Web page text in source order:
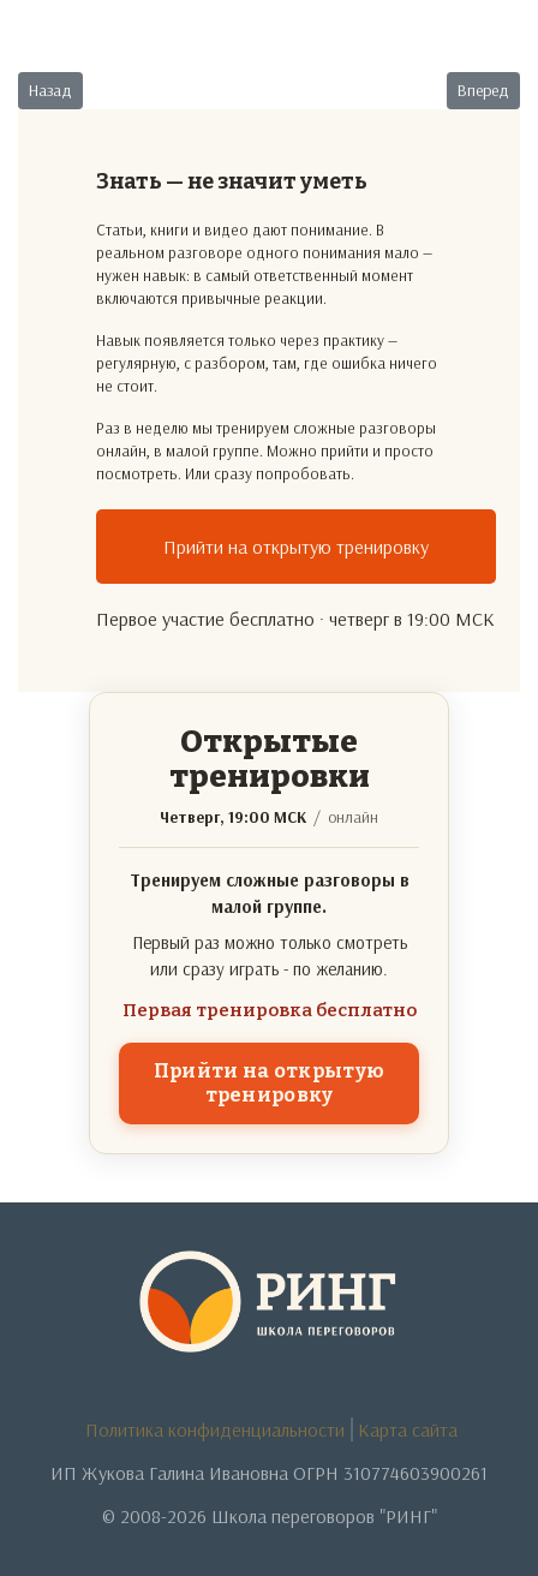
Предыдущий: Какие гарантии?
Назад Вперед
Знать — не значит уметь
Статьи, книги и видео дают понимание. В
реальном разговоре одного понимания мало —
нужен навык: в самый ответственный момент
включаются привычные реакции.
Навык появляется только через практику —
регулярную, с разбором, там, где ошибка ничего
не стоит.
Раз в неделю мы тренируем сложные разговоры
онлайн, в малой группе. Можно прийти и просто
посмотреть. Или сразу попробовать.
Прийти на открытую тренировку
Первое участие бесплатно · четверг в 19:00 МСК
Открытые
тренировки
Четверг, 19:00 МСК / онлайн
Тренируем сложные разговоры в
малой группе.
Первый раз можно только смотреть
или сразу играть - по желанию.
Первая тренировка бесплатно
Прийти на открытую
тренировку
Политика конфиденциальности
Карта сайта
ИП Жукова Галина Ивановна ОГРН 310774603900261
© 2008-2026 Школа переговоров "РИНГ"